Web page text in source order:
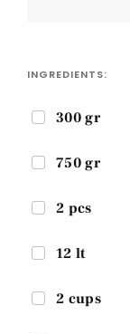
INGREDIENTS:
300 gr
750 gr
2 pcs
12 lt
2 cups